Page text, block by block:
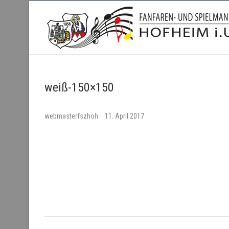
Fanfaren- und
weiß-150×150
webmasterfszhoh 11. April 2017